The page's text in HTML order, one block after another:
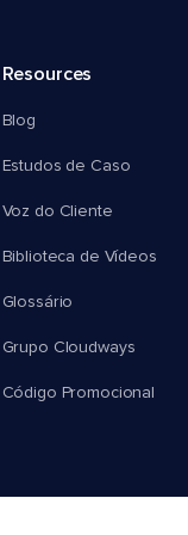
Resources
Blog
Estudos de Caso
Voz do Cliente
Biblioteca de Vídeos
Glossário
Grupo Cloudways
Código Promocional